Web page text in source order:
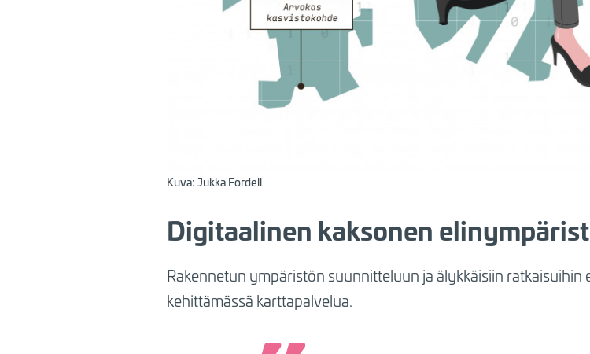
Kuva: Jukka Fordell
Digitaalinen kaksonen
Rakennetun ympäristön suunnitteluun ja älykkäisiin
kehittämässä karttapalvelua.